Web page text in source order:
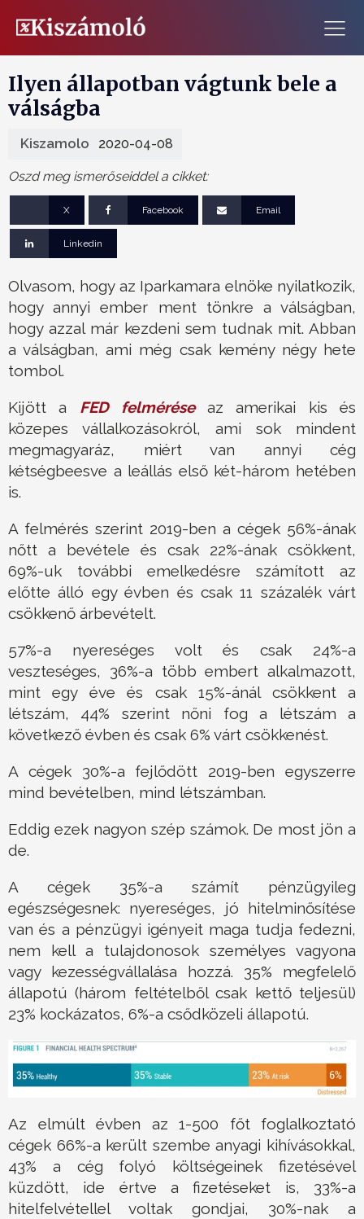
Ilyen állapotban vágtunk bele a
válságba
Kiszamolo 2020-04-08
Oszd meg ismerőseiddel a cikket:
X Facebook Email
Linkedin
Olvasom, hogy az Iparkamara elnöke nyilatkozik,
hogy annyi ember ment tönkre a válságban,
hogy azzal már kezdeni sem tudnak mit. Abban
a válságban, ami még csak kemény négy hete
tombol.
Kijött a FED felméréseaz amerikai kis és
közepes vállalkozásokról, ami sok mindent
megmagyaráz, miért van annyi cég
kétségbeesve a leállás első két-három hetében
is.
A felmérés szerint 2019-ben a cégek 56%-ának
nőtt a bevétele és csak 22%-ának csökkent,
69%-uk további emelkedésre számított az
előtte álló egy évben és csak 11 százalék várt
csökkenő árbevételt.
57%-a nyereséges volt és csak 24%-a
veszteséges, 36%-a több embert alkalmazott,
mint egy éve és csak 15%-ánál csökkent a
létszám, 44% szerint nőni fog a létszám a
következő évben és csak 6% várt csökkenést.
A cégek 30%-a fejlődött 2019-ben egyszerre
mind bevételben, mind létszámban.
Eddig ezek nagyon szép számok. De most jön a
de.
A cégek 35%-a számít pénzügyileg
egészségesnek: nyereséges, jó hitelminősítése
van és a pénzügyi igényeit maga tudja fedezni,
nem kell a tulajdonosok személyes vagyona
vagy kezességvállalása hozzá. 35% megfelelő
állapotú (három feltételből csak kettő teljesül)
23% kockázatos, 6%-a csődközeli állapotú.
Az elmúlt évben az 1-500 főt foglalkoztató
cégek 66%-a került szembe anyagi kihívásokkal,
43% a cég folyó költségeinek fizetésével
küzdött, ide értve a fizetéseket is, 33%-a
hitelfelvétellel voltak gondjai, 30%-nak a